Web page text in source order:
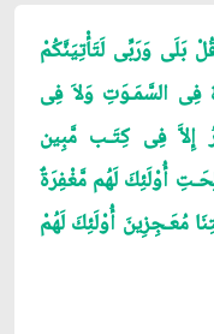
بَلَى وَرَبِّى لَتَأْتِيَنَّكُمْ
فِى السَّمَـوَتِ وَلاَ فِى
إِلاَّ فِى كِتَـب مَّبِين
أُوْلَئِكَ لَهُم مَّغْفِرَةٌ
مُعَـجِزِينَ أُوْلَئِكَ لَهُمْ